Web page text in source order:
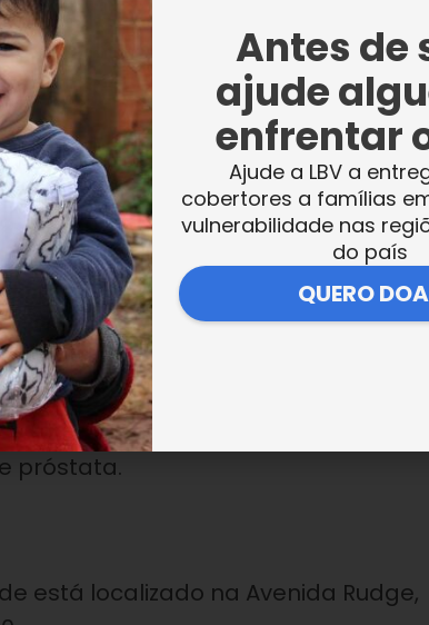
cidades de
à iniciativa. Monumentos e pontos
da campanha.
internacional), a LBV realizará,
aos estudantes, pais
Novembro Azul
masculina a cuidar melhor da
regulares. O objetivo é
próstata.
está localizado na Avenida Rudge,
Antes de
ajude
enfrentar
Ajude a LBV a
cobertores a famílias
vulnerabilidade nas
do país
QUERO